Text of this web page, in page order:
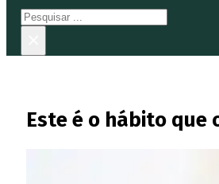
Pesquisar
Este é o hábito que